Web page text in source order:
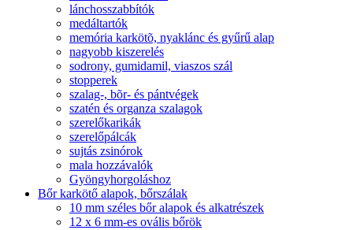
lánchosszabbítók
medáltartók
memória karkötõ, nyaklánc és gyűrű alap
nagyobb kiszerelés
sodrony, gumidamil, viaszos szál
stopperek
szalag-, bõr- és pántvégek
szatén és organza szalagok
szerelőkarikák
szerelőpálcák
sujtás zsinórok
mala hozzávalók
Gyöngyhorgoláshoz
Bőr karkötő alapok, bőrszálak
10 mm széles bőr alapok és alkatrészek
12 x 6 mm-es ovális bőrök